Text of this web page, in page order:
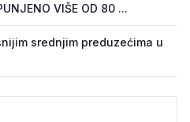
VIŠE OD 80 ...
srednjim preduzećima u